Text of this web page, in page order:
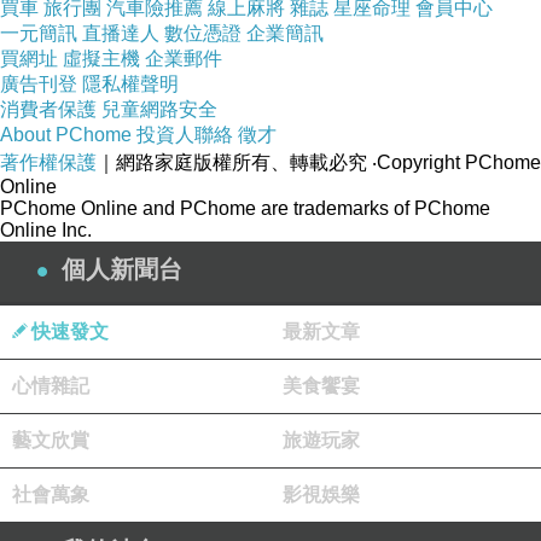
買車 旅行團 汽車險推薦 線上麻將 雜誌 星座命理 會員中心
一元簡訊 直播達人 數位憑證 企業簡訊
買網址 虛擬主機 企業郵件
廣告刊登 隱私權聲明
消費者保護 兒童網路安全
About PChome 投資人聯絡 徵才
著作權保護 ｜網路家庭版權所有、轉載必究 ‧Copyright PChome
Online
PChome Online and PChome are trademarks of PChome
Online Inc.
個人新聞台
快速發文 最新文章
心情雜記 美食饗宴
藝文欣賞 旅遊玩家
社會萬象 影視娛樂